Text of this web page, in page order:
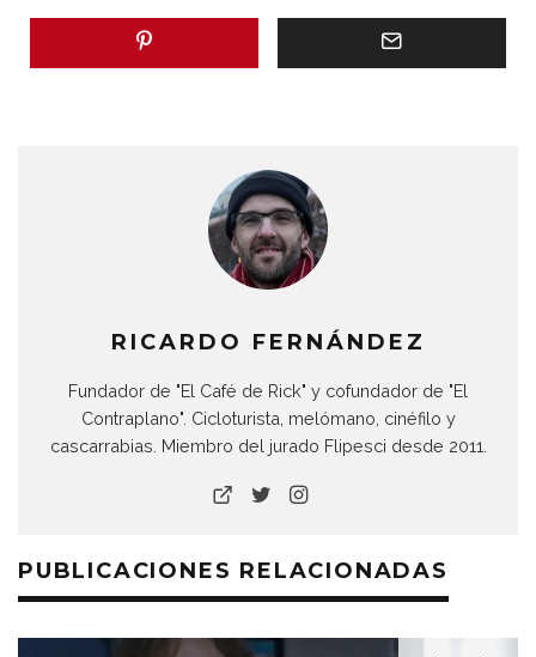
RICARDO FERNÁNDEZ
Fundador de "El Café de Rick" y cofundador de "El
Contraplano". Cicloturista, melómano, cinéfilo y
cascarrabias. Miembro del jurado Flipesci desde 2011.
PUBLICACIONES RELACIONADAS